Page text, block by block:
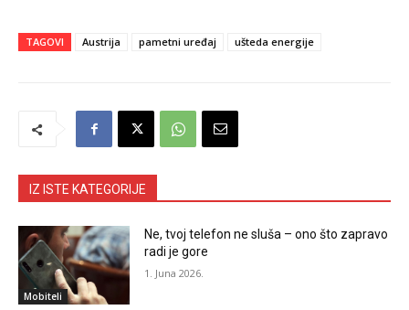
TAGOVI Austrija pametni uređaj ušteda energije
IZ ISTE KATEGORIJE
Mobiteli
Ne, tvoj telefon ne sluša – ono što zapravo
radi je gore
1. Juna 2026.